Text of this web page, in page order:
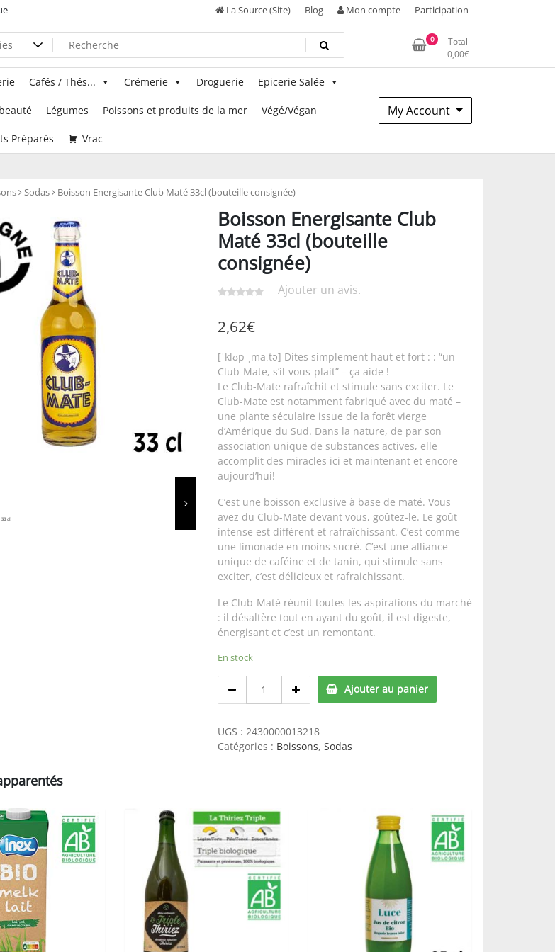
La Source (Site) Blog Mon compte Participation
0
Total
0,00€
Cafés / Thés... Crémerie Droguerie Epicerie Salée
Légumes Poissons et produits de la mer Végé/Végan
Préparés Vrac
My Account
Sodas Boisson Energisante Club Maté 33cl (bouteille consignée)
Boisson Energisante Club
Maté 33cl (bouteille
consignée)
Ajouter un avis.
2,62€
[ˈklʊp ˌmaːtə] Dites simplement haut et fort : : “un
Club-Mate, s’il-vous-plait” – ça aide !
Le Club-Mate rafraîchit et stimule sans exciter. Le
Club-Mate est notamment fabriqué avec du maté –
une plante séculaire issue de la forêt vierge
d’Amérique du Sud. Dans la nature, de par son
association unique de substances actives, elle
accomplit des miracles ici et maintenant et encore
aujourd’hui!
C’est une boisson exclusive à base de maté. Vous
avez du Club-Mate devant vous, goûtez-le. Le goût
intense est différent et rafraîchissant. C’est comme
une limonade en moins sucré. C’est une alliance
unique de caféine et de tanin, qui stimule sans
exciter, c’est délicieux et rafraichissant.
Le Club-Maté réunit toutes les aspirations du marché
: il désaltère tout en ayant du goût, il est digeste,
énergisant et c’est un remontant.
En stock
Energisante
Maté
33cl
Ajouter au panier
UGS : 2430000013218
Catégories : Boissons, Sodas